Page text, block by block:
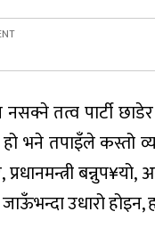
नसक्ने तत्व पार्टी
भने तपाइँले कस्तो
बन्नुप¥यो,
उधारो होइन,